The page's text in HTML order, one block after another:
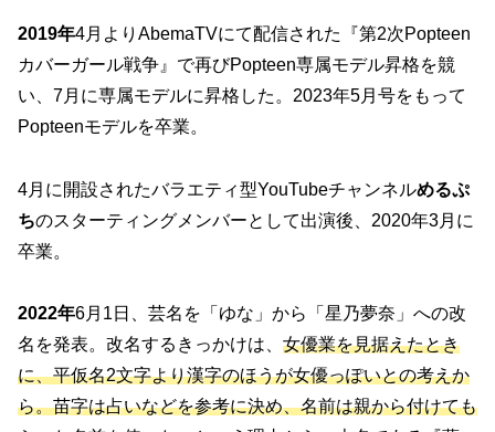
2019年4月よりAbemaTVにて配信された『第2次Popteen
カバーガール戦争』で再びPopteen専属モデル昇格を競
い、7月に専属モデルに昇格した。2023年5月号をもって
Popteenモデルを卒業。
4月に開設されたバラエティ型YouTubeチャンネルめるぷ
ちのスターティングメンバーとして出演後、2020年3月に
卒業。
2022年6月1日、芸名を「ゆな」から「星乃夢奈」への改
名を発表。改名するきっかけは、 女優業を見据えたとき
に、平仮名2文字より漢字のほうが女優っぽいとの考えか
ら。苗字は占いなどを参考に決め、名前は親から付けても